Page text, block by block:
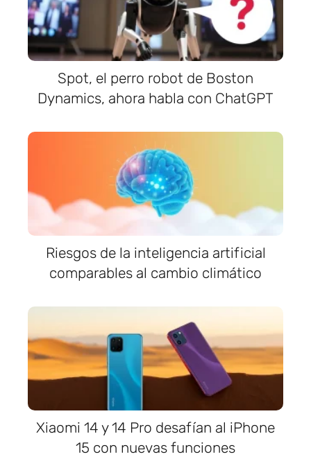
Spot, el perro robot de Boston
Dynamics, ahora habla con ChatGPT
Riesgos de la inteligencia artificial
comparables al cambio climático
Xiaomi 14 y 14 Pro desafían al iPhone
15 con nuevas funciones